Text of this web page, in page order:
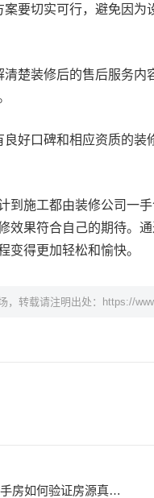
案要切实可行，避免因
清楚装修后的售后服务
良好口碑和相应资质的
到施工都由装修公司一
效果符合自己的期待。
变得更加轻松和愉快。
，转载请注明出处： https://
买二手房在哪里找房源？买二手房如何验证房源真假？ 买二手房在哪里找房子